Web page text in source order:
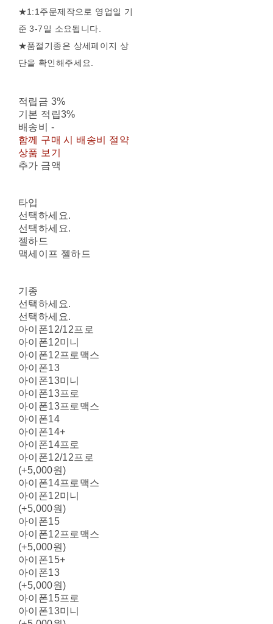
★1:1주문제작으로 영업일 기
준 3-7일 소요됩니다.
★품절기종은 상세페이지 상
단을 확인해주세요.
적립금 3%
기본 적립3%
배송비 -
함께 구매 시 배송비 절약
상품 보기
추가 금액
타입
선택하세요.
선택하세요.
젤하드
맥세이프 젤하드
기종
선택하세요.
선택하세요.
아이폰12/12프로
아이폰12미니
아이폰12프로맥스
아이폰13
아이폰13미니
아이폰13프로
아이폰13프로맥스
아이폰14
아이폰14+
아이폰14프로
아이폰12/12프로
(+5,000원)
아이폰14프로맥스
아이폰12미니
(+5,000원)
아이폰15
아이폰12프로맥스
(+5,000원)
아이폰15+
아이폰13
(+5,000원)
아이폰15프로
아이폰13미니